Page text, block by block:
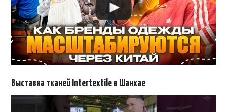
Выставка тканей Intertextile в Шанхае